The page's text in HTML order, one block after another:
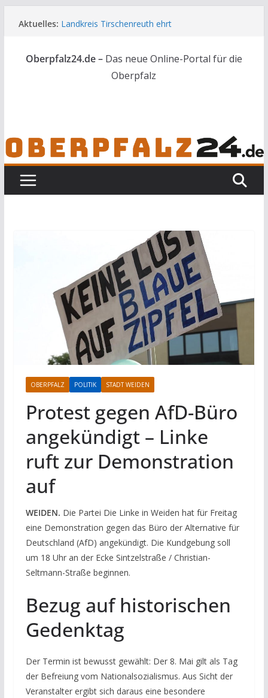
Inhalt
Aktuelles: Landkreis Tirschenreuth ehrt
Deutsch-amerikanischer Schüleraustausch zu
Gast im Landratsamt
Vater und Sohn mit Waffen und Böllern erwischt
Oberpfalz24.de – Das neue Online-Portal für die
Oberpfalz
OBERPFALZ POLITIK STADT WEIDEN
Protest gegen AfD-Büro
angekündigt – Linke
ruft zur Demonstration
auf
WEIDEN. Die Partei Die Linke in Weiden hat für Freitag
eine Demonstration gegen das Büro der Alternative für
Deutschland (AfD) angekündigt. Die Kundgebung soll
um 18 Uhr an der Ecke Sintzelstraße / Christian-
Seltmann-Straße beginnen.
Bezug auf historischen
Gedenktag
Der Termin ist bewusst gewählt: Der 8. Mai gilt als Tag
der Befreiung vom Nationalsozialismus. Aus Sicht der
Veranstalter ergibt sich daraus eine besondere